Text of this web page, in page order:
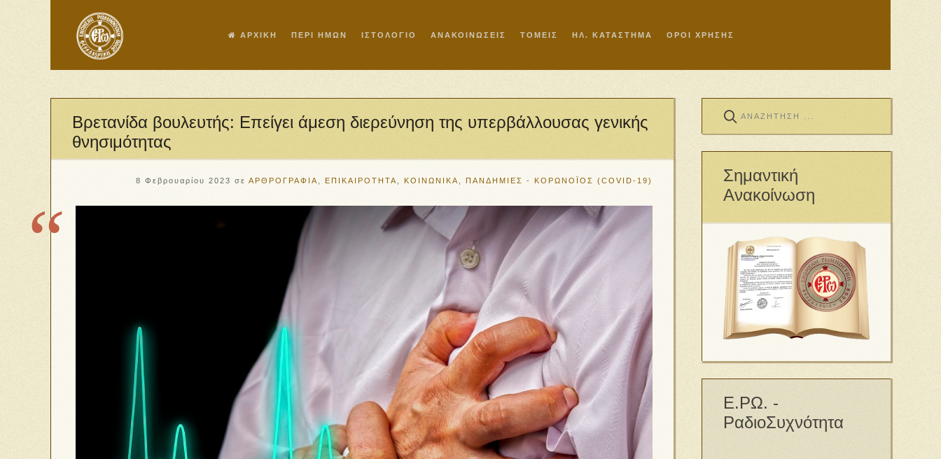
ΑΡΧΙΚΗ ΠΕΡΙ ΗΜΩΝ ΙΣΤΟΛΟΓΙΟ ΑΝΑΚΟΙΝΩΣΕΙΣ ΤΟΜΕΙΣ ΗΛ. ΚΑΤΑΣΤΗΜΑ ΟΡΟΙ ΧΡΗΣΗΣ
Bρετανίδα βουλευτής: Επείγει άμεση διερεύνηση της υπερβάλλουσας γενικής
θνησιμότητας
8 Φεβρουαρίου 2023 σε ΑΡΘΡΟΓΡΑΦΙΑ ΕΠΙΚΑΙΡΟΤΗΤΑ ΚΟΙΝΩΝΙΚΑ ΠΑΝΔΗΜΙΕΣ - ΚΟΡΩΝΟΪΟΣ (COVID-19)
Σημαντική
Ανακοίνωση
Ε.ΡΩ. -
ΡαδιοΣυχνότητα